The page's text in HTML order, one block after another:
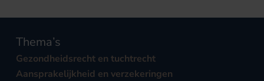
Thema’s
Gezondheidsrecht en tuchtrecht
Aansprakelijkheid en verzekeringen